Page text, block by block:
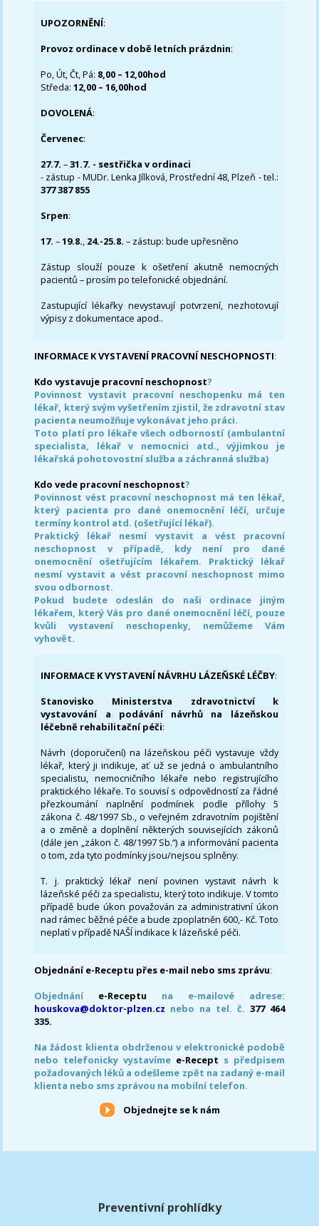
UPOZORNĚNÍ:
Provoz ordinace v době letních prázdnin:
Po, Út, Čt, Pá: 8,00 – 12,00hod
Středa:12,00 – 16,00hod
DOVOLENÁ:
Červenec:
27.7.–31.7. - sestřička v ordinaci
- zástup - MUDr. Lenka Jílková, Prostřední 48, Plzeň - tel.:
377 387 855
Srpen:
17. –19.8., 24.-25.8. – zástup: bude upřesněno
Zástup slouží pouze k ošetření akutně nemocných
pacientů – prosím po telefonické objednání.
Zastupující lékařky nevystavují potvrzení, nezhotovují
výpisy z dokumentace apod..
INFORMACE K VYSTAVENÍ PRACOVNÍ NESCHOPNOSTI:
Kdo vystavuje pracovní neschopnost?
Povinnost vystavit pracovní neschopenku má ten
lékař, který svým vyšetřením zjistil, že zdravotní stav
pacienta neumožňuje vykonávat jeho práci.
Toto platí pro lékaře všech odborností (ambulantní
specialista, lékař v nemocnici atd., výjimkou je
lékařská pohotovostní služba a záchranná služba)
Kdo vede pracovní neschopnost?
Povinnost vést pracovní neschopnost má ten lékař,
který pacienta pro dané onemocnění léčí, určuje
termíny kontrol atd. (ošetřující lékař).
Praktický lékař nesmí vystavit a vést pracovní
neschopnost v případě, kdy není pro dané
onemocnění ošetřujícím lékařem. Praktický lékař
nesmí vystavit a vést pracovní neschopnost mimo
svou odbornost.
Pokud budete odeslán do naši ordinace jiným
lékařem, který Vás pro dané onemocnění léčí, pouze
kvůli vystavení neschopenky, nemůžeme Vám
vyhovět.
INFORMACE K VYSTAVENÍ NÁVRHU LÁZEŇSKÉ LÉČBY:
Stanovisko Ministerstva zdravotnictví k
vystavování a podávání návrhů na lázeňskou
léčebně rehabilitační péči:
Návrh (doporučení) na lázeňskou péči vystavuje vždy
lékař, který ji indikuje, ať už se jedná o ambulantního
specialistu, nemocničního lékaře nebo registrujícího
praktického lékaře. To souvisí s odpovědností za řádné
přezkoumání naplnění podmínek podle přílohy 5
zákona č. 48/1997 Sb., o veřejném zdravotním pojištění
a o změně a doplnění některých souvisejících zákonů
(dále jen „zákon č. 48/1997 Sb.“) a informování pacienta
o tom, zda tyto podmínky jsou/nejsou splněny.
T. j. praktický lékař není povinen vystavit návrh k
lázeňské péči za specialistu, který toto indikuje. V tomto
případě bude úkon považován za administrativní úkon
nad rámec běžné péče a bude zpoplatněn 600,- Kč. Toto
neplatí v případě NAŠÍ indikace k lázeňské péči.
Objednání e-Receptu přes e-mail nebo sms zprávu:
Objednání e-Receptu na e-mailové adrese:
houskova@doktor-plzen.cz nebo na tel. č. 377 464
335.
Na žádost klienta obdrženou v elektronické podobě
nebo telefonicky vystavíme e-Recept s předpisem
požadovaných léků a odešleme zpět na zadaný e-mail
klienta nebo sms zprávou na mobilní telefon.
Objednejte se k nám
Preventivní prohlídky